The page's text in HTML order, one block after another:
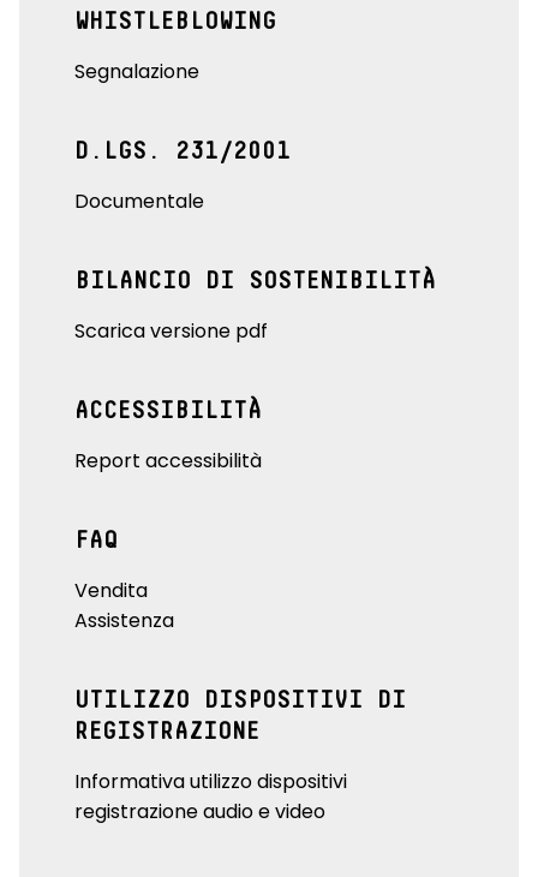
WHISTLEBLOWING
Segnalazione
D.LGS. 231/2001
Documentale
BILANCIO DI SOSTENIBILITÀ
Scarica versione pdf
ACCESSIBILITÀ
Report accessibilità
FAQ
Vendita
Assistenza
UTILIZZO DISPOSITIVI DI
REGISTRAZIONE
Informativa utilizzo dispositivi
registrazione audio e video